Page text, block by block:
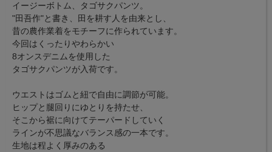
イージーボトム、タゴサクパンツ。
"田吾作"と書き、田を耕す人を由来とし、
昔の農作業着をモチーフに作られています。
今回はくったりやわらかい
8オンスデニムを使用した
タゴサクパンツが入荷です。
ウエストはゴムと紐で自由に調節が可能。
ヒップと腿回りにゆとりを持たせ、
そこから裾に向けてテーパードしていく
ラインが不思議なバランス感の一本です。
生地は程よく厚みのある